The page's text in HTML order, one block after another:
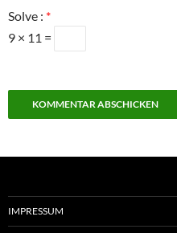
Solve : *
9 × 11 =
IMPRESSUM